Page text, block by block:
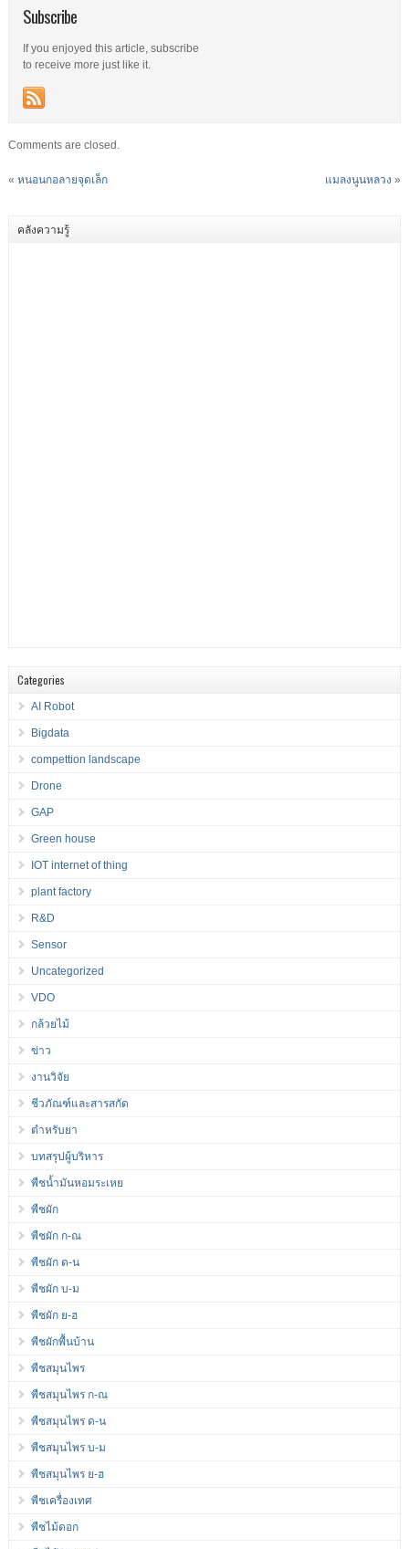
Subscribe
If you enjoyed this article, subscribe
to receive more just like it.
Comments are closed.
« หนอนกอลายจุดเล็ก แมลงนูนหลวง »
คลังความรู้
Categories
AI Robot
Bigdata
compettion landscape
Drone
GAP
Green house
IOT internet of thing
plant factory
R&D
Sensor
Uncategorized
VDO
กล้วยไม้
ข่าว
งานวิจัย
ชีวภัณฑ์และสารสกัด
ตำหรับยา
บทสรุปผู้บริหาร
พืชน้ำมันหอมระเหย
พืชผัก
พืชผัก ก-ณ
พืชผัก ด-น
พืชผัก บ-ม
พืชผัก ย-ฮ
พืชผักพื้นบ้าน
พืชสมุนไพร
พืชสมุนไพร ก-ณ
พืชสมุนไพร ด-น
พืชสมุนไพร บ-ม
พืชสมุนไพร ย-ฮ
พืชเครื่องเทศ
พืชไม้ดอก